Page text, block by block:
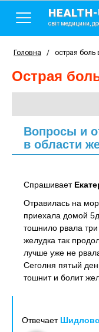
світ медицини,
Головна / острая боль
острая
Вопросы и
в области
Спрашивает
Отравилась на
приехала домой
тошнило рвала три
желудка так
лучше уже не
Сеголня пятый
тошнит и болит
Отвечает